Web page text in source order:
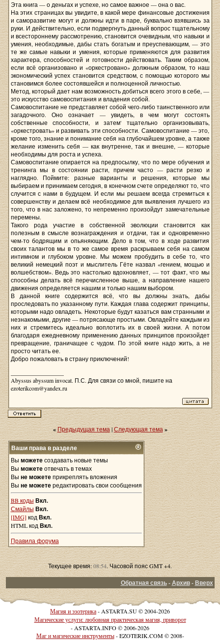
Эта книга — о деньгах и успехе, но самое важное — она о вас.
На этих страницах вы увидите, в какой мере финансовые достижения
и саморазвитие могут и должны идти в паре, буквально взявшись за
руки. И действительно, если подвергнуть данный вопрос тщательному
и всестороннему рассмотрению, становится очевидным, что навыки и
умения, необходимые, дабы стать богатым и преуспевающим, — это
те же самые навыки и умения, которые применяются для развития
характера, способностей и готовности действовать. Таким образом,
если всё организовано и «оркестровано» должным образом, то наш
экономический успех становится средством, с помощью которого мы
становимся более состоявшейся и полноценной личностью.
Метод, который дает нам возможность добиться всего этого в себе, —
это искусство самовоспитания и владения собой.
Самовоспитание не представляет собой чего-либо таинственного или
загадочного. Оно означает — увидеть, в чем могут состоять
собственные способности, и затем' тщательно организовывать,
«оркестровать» и развивать эти способности. Самовоспитание — это,
кроме того, знание и понимание себя на глубочайшем уровне, а также
желание изменить себя — как внутренне, так и внешне, — которые
необходимы для роста и успеха.
Самовоспитание опирается на предпосылку, что по мере обучения и
тренинга мы в состоянии расти, причем часто — расти резко и
наглядно. Поймите: разные варианты и решения, которые мы
выбираем и принимаем сегодня, в конечном счете определяют то, что
случится с нами в будущем. И если мы решаем всегда стремиться к
совершенству и делаем всё необходимое для выявления лучшего из
того, что в нас заложено, то непременно произойдут замечательные
перемены.
Такого рода участие в собственной эволюции становится как
полезным в смысле вознаграждения и отдачи, так и одновременно
чем-то бодрящим и опьяняющим. Дело в том, что в ходе развития
своих талантов мы в то же самое время раскрываем себя на самом
интимном и глубоком уровне. Мы можем пробудить в себе то, что
великий немецкий поэт и мыслитель Гёте назвал «гением, мощью и
волшебством». Ведь это настолько вдохновляет, — тот факт, что мы
способны делать всё перечисленное выше, а направление нашего
движения определяется нашим и только нашим выбором.
В данной книге содержится всё, что вы должны знать, дабы
проследовать по указанному пути. Каждая глава содержит принципы,
которыми надо овладеть. Некоторые будут казаться вам странными и
незнакомыми, другие — потрясающе простыми. Овладейте каждым из
них и стремитесь идеально воплотить их в своей жизни. А потом
благодаря ежедневному применению данных принципов произойдет
превращение, граничащее с чудом. По этой книге надо жить, а не
просто читать ее.
Добро пожаловать в страну приключений!
Abyssus abyssum invocat. П.С. Для связи со мной, пишите на
ezoterikcom@yandex.ru
«Предыдущая тема|Следующая тема »
Ваши права в разделе
Вы можетесоздавать новые темы
Вы можетеотвечать в темах
Вы не можетеприкреплять вложения
Вы не можетередактировать свои сообщения
BB коды Вкл.
Смайлы Вкл.
[IMG] код Вкл.
HTML код Вкл.
Правила форума
Текущее время:08:54. Часовой пояс GMT +4.
Обратная связь-Архив-Вверх
Магия и эзотерика- ASTARTA.SU © 2004-2026
Магические услуги: любовная практическая магия, приворот
- ASTARTA.INFO © 2006-2026
Маг и магические инструменты- EZOTERIK.COM © 2008-